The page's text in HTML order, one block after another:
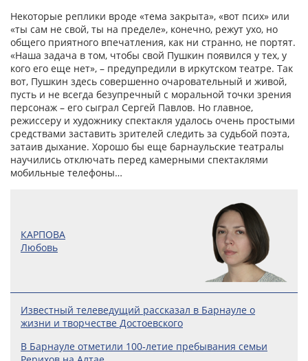
Некоторые реплики вроде «тема закрыта», «вот псих» или
«ты сам не свой, ты на пределе», конечно, режут ухо, но
общего приятного впечатления, как ни странно, не портят.
«Наша задача в том, чтобы свой Пушкин появился у тех, у
кого его еще нет», – предупредили в иркутском театре. Так
вот, Пушкин здесь совершенно очаровательный и живой,
пусть и не всегда безупречный с моральной точки зрения
персонаж – его сыграл Сергей Павлов. Но главное,
режиссеру и художнику спектакля удалось очень простыми
средствами заставить зрителей следить за судьбой поэта,
затаив дыхание. Хорошо бы еще барнаульские театралы
научились отключать перед камерными спектаклями
мобильные телефоны…
КАРПОВА
Любовь
Известный телеведущий рассказал в Барнауле о
жизни и творчестве Достоевского
В Барнауле отметили 100‑летие пребывания семьи